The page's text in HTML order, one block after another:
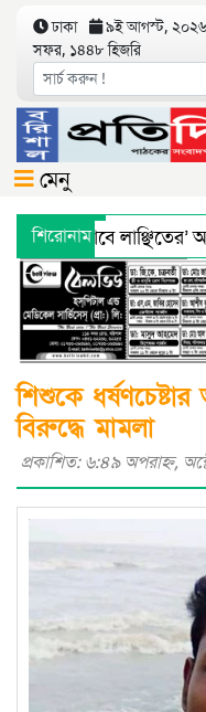
ঢাকা
৯ই আগস্ট, ২০২৬
সফর, ১৪৪৮ হিজরি
মেনু
শিরোনাম
মহাপরিচালকের
শিশুকে
বিরুদ্ধে মামলা
প্রকাশিত: ৬:৪৯ অপরাহ্ণ,